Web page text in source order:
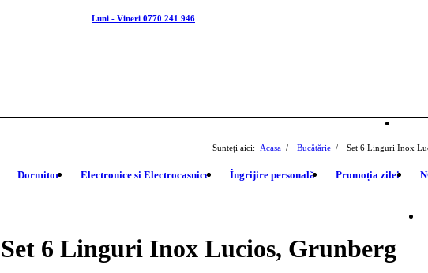
Luni - Vineri 0770 241 946
Dormitor Electronice si Electrocasnice Îngrijire personală Promoția zilei
Sunteți aici: Acasa / Bucătărie / Set 6 Linguri Inox
Set 6 Linguri Inox Lucios, Grunberg